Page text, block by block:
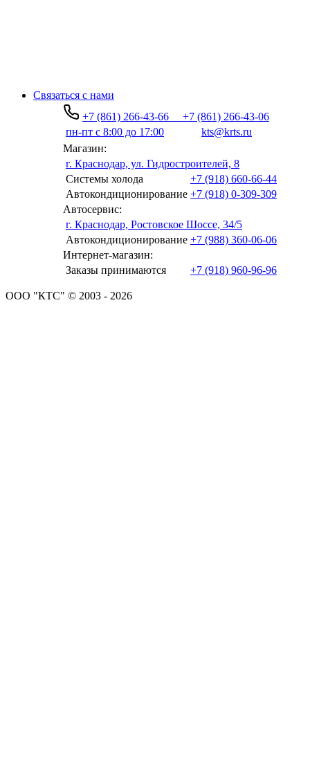
Связаться с нами
+7 (861) 266-43-66
+7 (861) 266-43-06
пн-пт с 8:00 до 17:00
kts@krts.ru
Магазин:
г. Краснодар, ул. Гидростроителей, 8
Системы холода
+7 (918) 660-66-44
Автокондиционирование +7 (918) 0-309-309
Автосервис:
г. Краснодар, Ростовское Шоссе, 34/5
Автокондиционирование +7 (988) 360-06-06
Интернет-магазин:
Заказы принимаются
+7 (918) 960-96-96
ООО "КТС" © 2003 - 2026